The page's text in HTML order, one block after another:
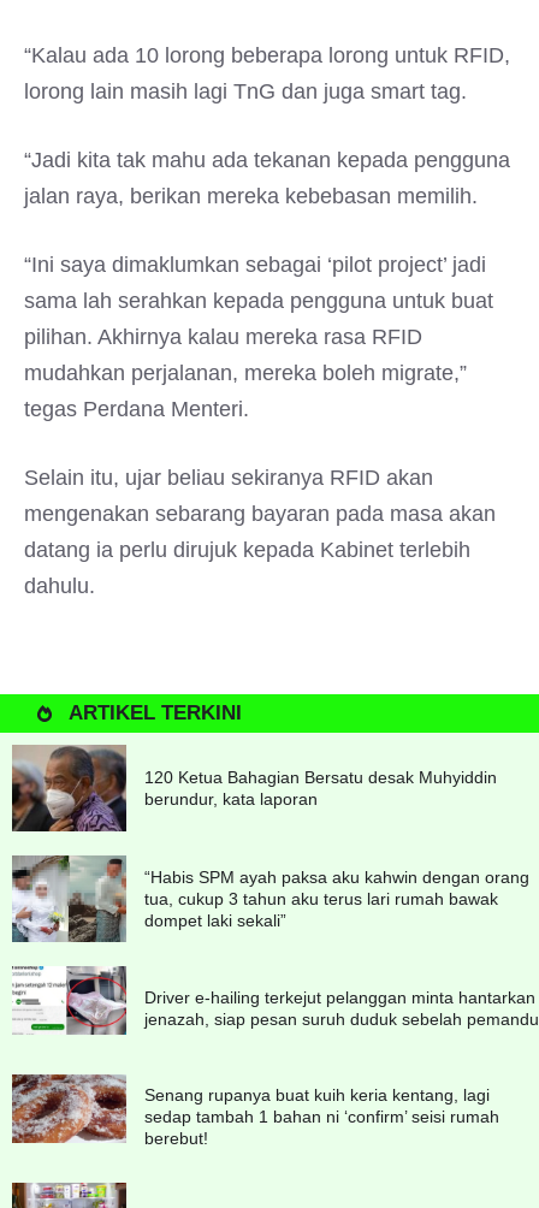
“Kalau ada 10 lorong beberapa lorong untuk RFID,
lorong lain masih lagi TnG dan juga smart tag.
“Jadi kita tak mahu ada tekanan kepada pengguna
jalan raya, berikan mereka kebebasan memilih.
“Ini saya dimaklumkan sebagai ‘pilot project’ jadi
sama lah serahkan kepada pengguna untuk buat
pilihan. Akhirnya kalau mereka rasa RFID
mudahkan perjalanan, mereka boleh migrate,”
tegas Perdana Menteri.
Selain itu, ujar beliau sekiranya RFID akan
mengenakan sebarang bayaran pada masa akan
datang ia perlu dirujuk kepada Kabinet terlebih
dahulu.
ARTIKEL TERKINI
120 Ketua Bahagian Bersatu desak Muhyiddin
berundur, kata laporan
“Habis SPM ayah paksa aku kahwin dengan orang
tua, cukup 3 tahun aku terus lari rumah bawak
dompet laki sekali”
Driver e-hailing terkejut pelanggan minta hantarkan
jenazah, siap pesan suruh duduk sebelah pemandu
Senang rupanya buat kuih keria kentang, lagi
sedap tambah 1 bahan ni ‘confirm’ seisi rumah
berebut!